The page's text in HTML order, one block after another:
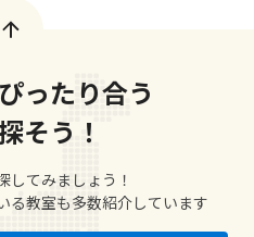
ったり合う
そう！
してみましょう！
る教室も多数紹介しています